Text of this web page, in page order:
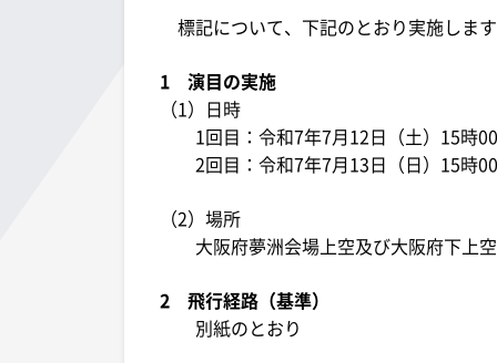
標記について、下記のとおり実施しま
1 演目の実施
（1）日時
1回目：令和7年7月12日（土）15時
2回目：令和7年7月13日（日）15時
（2）場所
大阪府夢洲会場上空及び大阪府下上
2 飛行経路（基準）
別紙のとおり